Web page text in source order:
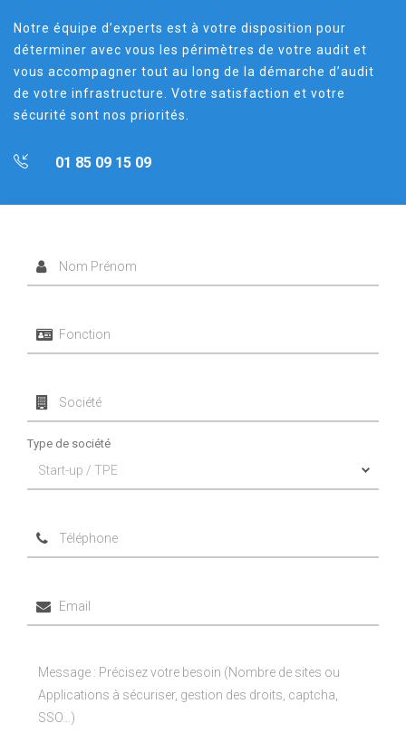
Notre équipe d’experts est à votre disposition pour
déterminer avec vous les périmètres de votre audit et
vous accompagner tout au long de la démarche d’audit
de votre infrastructure. Votre satisfaction et votre
sécurité sont nos priorités.
01 85 09 15 09
Type de société